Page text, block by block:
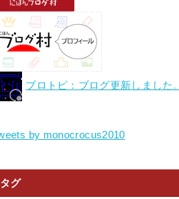
ブロトピ：ブログ更新しました。
by monocrocus2010
タグ